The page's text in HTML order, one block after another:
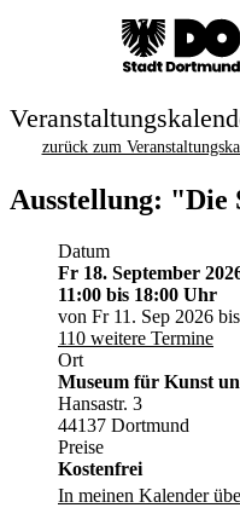
zurück zum
Ausstellung: "Die
Datum
Fr 18. September
11:00 bis 18:00 Uhr
von Fr 11. Sep 2026
110 weitere Termine
Ort
Museum für Kunst
Hansastr. 3
44137 Dortmund
Preise
Kostenfrei
In meinen Kalender